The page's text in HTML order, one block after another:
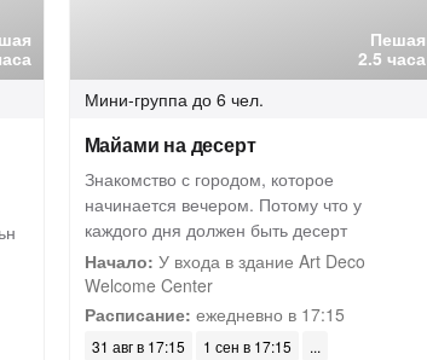
Пешая
2.5 часа
Мини-группа до 6 чел.
Майами на десерт
Знакомство с городом, которое
начинается вечером. Потому что у
каждого дня должен быть десерт
Начало: У входа в здание Art Deco
Welcome Center
Расписание: ежедневно в 17:15
31 авг в 17:15 1 сен в 17:15